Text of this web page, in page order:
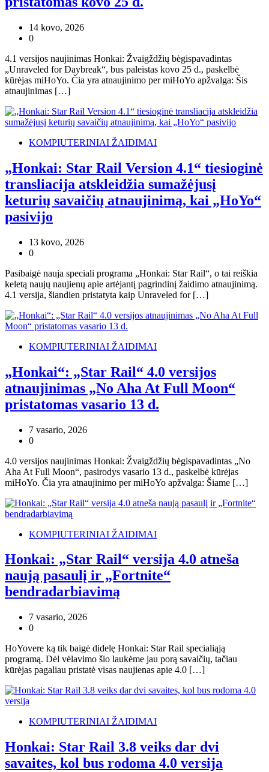
14 kovo, 2026
0
4.1 versijos naujinimas Honkai: Žvaigždžių bėgispavadintas
„Unraveled for Daybreak“, bus paleistas kovo 25 d., paskelbė
kūrėjas miHoYo. Čia yra atnaujinimo per miHoYo apžvalga: Šis
atnaujinimas […]
KOMPIUTERINIAI ŽAIDIMAI
„Honkai: Star Rail Version 4.1“ tiesioginė
transliacija atskleidžia sumažėjusį
keturių savaičių atnaujinimą, kai „HoYo“
pasivijo
13 kovo, 2026
0
Pasibaigė nauja speciali programa „Honkai: Star Rail“, o tai reiškia
keletą naujų naujienų apie artėjantį pagrindinį žaidimo atnaujinimą.
4.1 versija, šiandien pristatyta kaip Unraveled for […]
KOMPIUTERINIAI ŽAIDIMAI
„Honkai“: „Star Rail“ 4.0 versijos
atnaujinimas „No Aha At Full Moon“
pristatomas vasario 13 d.
7 vasario, 2026
0
4.0 versijos naujinimas Honkai: Žvaigždžių bėgispavadintas „No
Aha At Full Moon“, pasirodys vasario 13 d., paskelbė kūrėjas
miHoYo. Čia yra atnaujinimo per miHoYo apžvalga: Šiame […]
KOMPIUTERINIAI ŽAIDIMAI
Honkai: „Star Rail“ versija 4.0 atneša
naują pasaulį ir „Fortnite“
bendradarbiavimą
7 vasario, 2026
0
HoYovere ką tik baigė didelę Honkai: Star Rail specialiąją
programą. Dėl vėlavimo šio laukėme jau porą savaičių, tačiau
kūrėjas pagaliau pristatė visas naujienas apie 4.0 […]
KOMPIUTERINIAI ŽAIDIMAI
Honkai: Star Rail 3.8 veiks dar dvi
savaites, kol bus rodoma 4.0 versija